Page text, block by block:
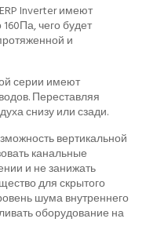
Inverter имеют
чего будет
и
серии имеют
Переставляя
снизу или сзади.
вертикальной
канальные
и не занижать
для скрытого
шума внутреннего
оборудование на